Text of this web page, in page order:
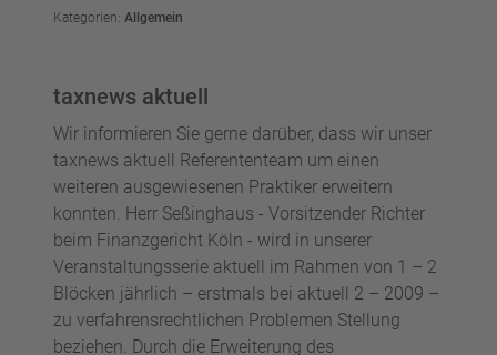
Kategorien: Allgemein
taxnews aktuell
Wir informieren Sie gerne darüber, dass wir unser
taxnews aktuell Referententeam um einen
weiteren ausgewiesenen Praktiker erweitern
konnten. Herr Seßinghaus - Vorsitzender Richter
beim Finanzgericht Köln - wird in unserer
Veranstaltungsserie aktuell im Rahmen von 1 – 2
Blöcken jährlich – erstmals bei aktuell 2 – 2009 –
zu verfahrensrechtlichen Problemen Stellung
beziehen. Durch die Erweiterung des